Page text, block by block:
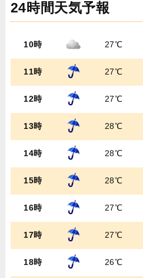
24時間天気予報
10時 27℃
11時 27℃
12時 27℃
13時 28℃
14時 28℃
15時 28℃
16時 27℃
17時 27℃
18時 26℃